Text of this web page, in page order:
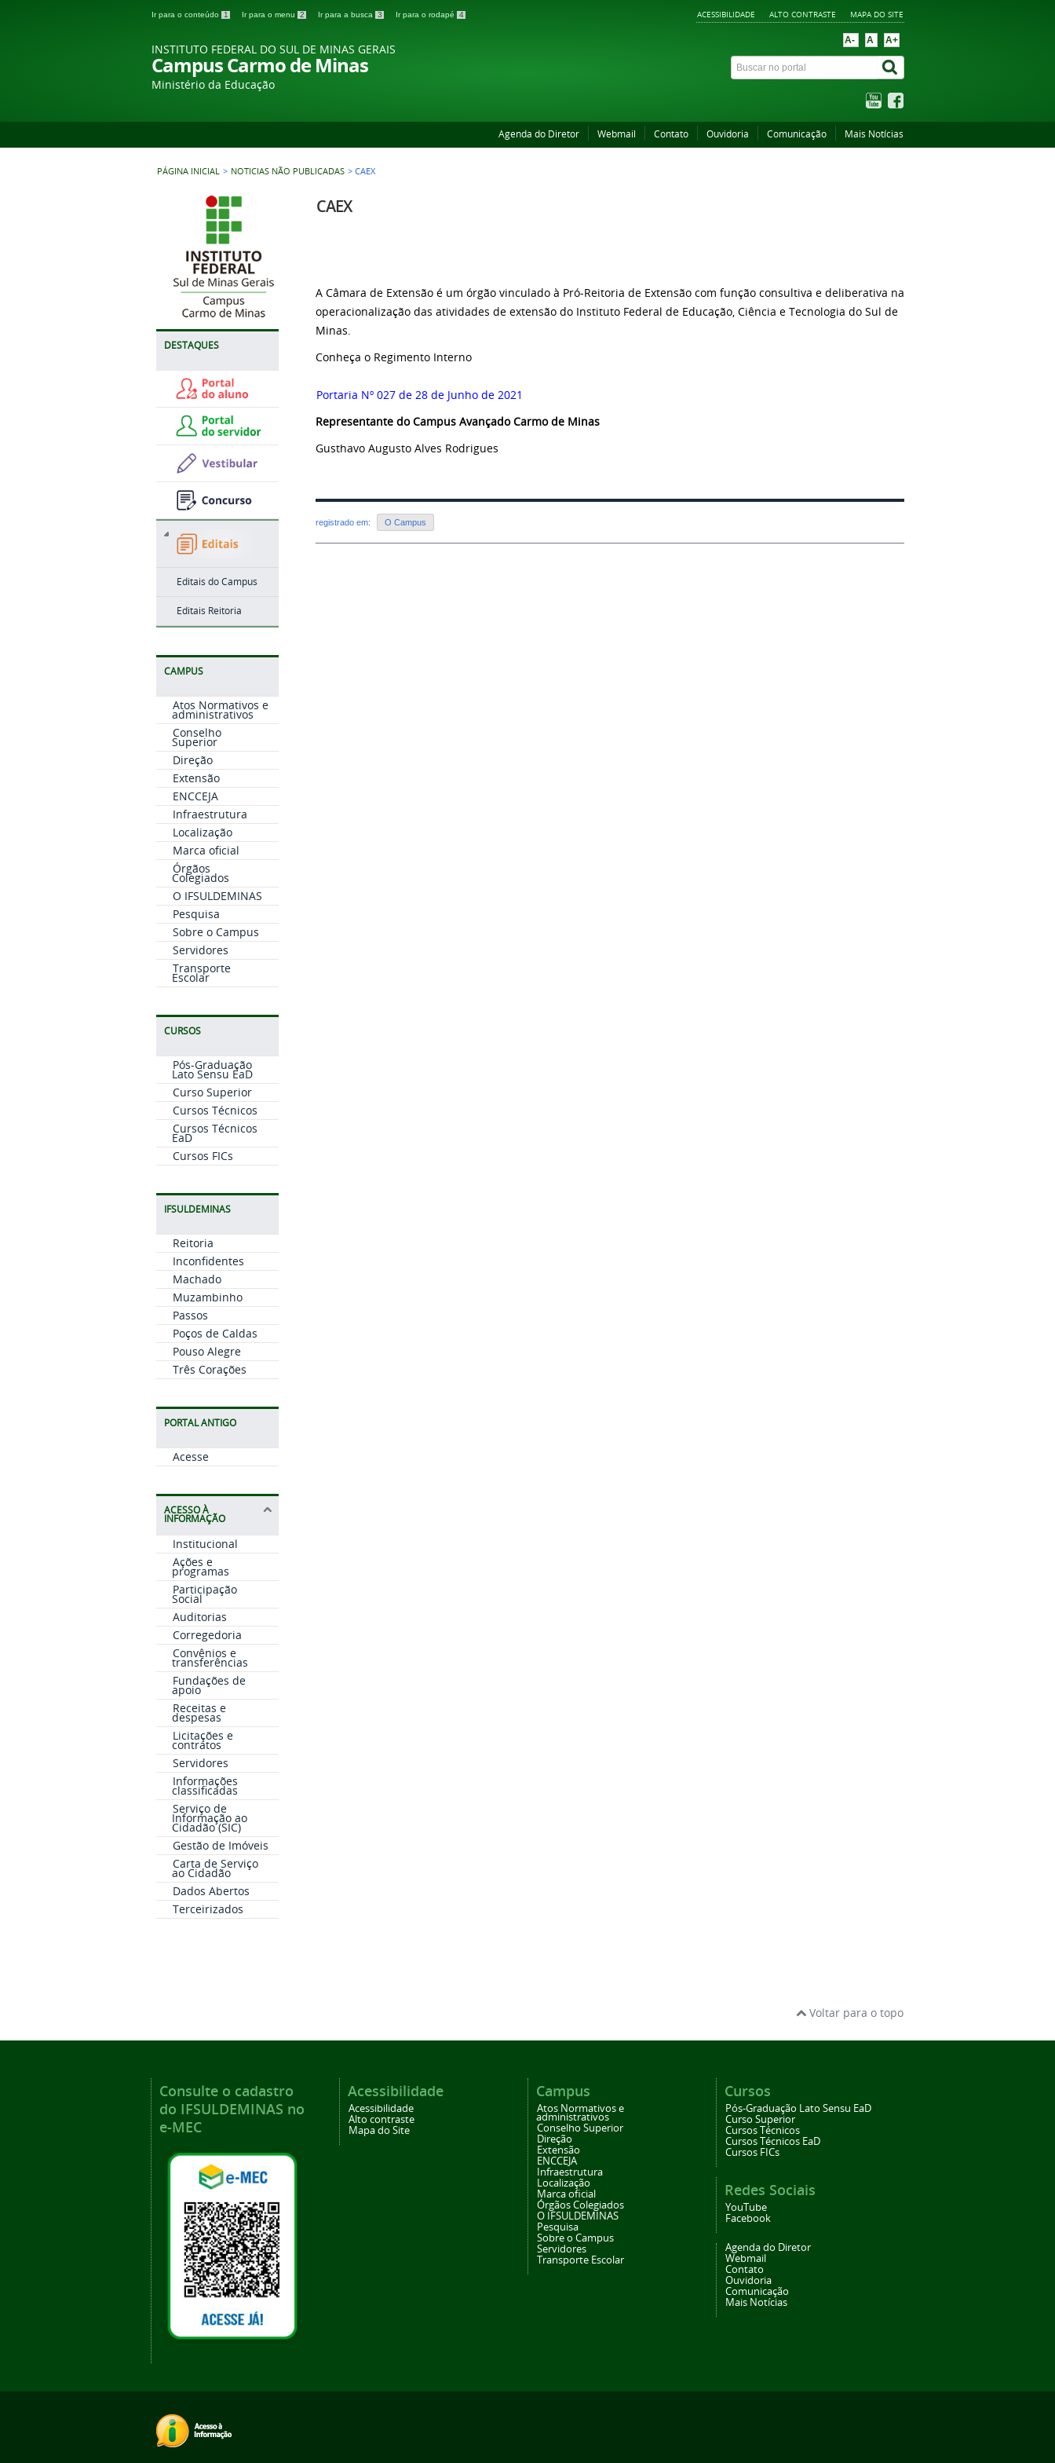
Ir para o conteúdo 1 Ir para o menu 2 Ir para a busca 3 Ir para o rodapé 4 ACESSIBILIDADE ALTO CONTRASTE MAPA DO SITE
INSTITUTO FEDERAL DO SUL DE MINAS GERAIS
Campus Carmo de Minas
Ministério da Educação
A- A A+
Agenda do Diretor Webmail Contato Ouvidoria Comunicação Mais Notícias
PÁGINA INICIAL > NOTICIAS NÃO PUBLICADAS > CAEX
DESTAQUES
Editais do Campus
Editais Reitoria
CAMPUS
Atos Normativos e
administrativos
Conselho
Superior
Direção
Extensão
ENCCEJA
Infraestrutura
Localização
Marca oficial
Órgãos
Colegiados
O IFSULDEMINAS
Pesquisa
Sobre o Campus
Servidores
Transporte
Escolar
CURSOS
Pós-Graduação
Lato Sensu EaD
Curso Superior
Cursos Técnicos
Cursos Técnicos
EaD
Cursos FICs
IFSULDEMINAS
Reitoria
Inconfidentes
Machado
Muzambinho
Passos
Poços de Caldas
Pouso Alegre
Três Corações
PORTAL ANTIGO
Acesse
ACESSO À
INFORMAÇÃO
Institucional
Ações e
programas
Participação
Social
Auditorias
Corregedoria
Convênios e
transferências
Fundações de
apoio
Receitas e
despesas
Licitações e
contratos
Servidores
Informações
classificadas
Serviço de
Informação ao
Cidadão (SIC)
Gestão de Imóveis
Carta de Serviço
ao Cidadão
Dados Abertos
Terceirizados
CAEX
A Câmara de Extensão é um órgão vinculado à Pró-Reitoria de Extensão com função consultiva e deliberativa na
operacionalização das atividades de extensão do Instituto Federal de Educação, Ciência e Tecnologia do Sul de
Minas.
Conheça o Regimento Interno
Portaria Nº 027 de 28 de Junho de 2021
Representante do Campus Avançado Carmo de Minas
Gusthavo Augusto Alves Rodrigues
registrado em: O Campus
Voltar para o topo
Consulte o cadastro
do IFSULDEMINAS no
e-MEC
Acessibilidade
Acessibilidade
Alto contraste
Mapa do Site
Campus
Atos Normativos e
administrativos
Conselho Superior
Direção
Extensão
ENCCEJA
Infraestrutura
Localização
Marca oficial
Órgãos Colegiados
O IFSULDEMINAS
Pesquisa
Sobre o Campus
Servidores
Transporte Escolar
Cursos
Pós-Graduação Lato Sensu EaD
Curso Superior
Cursos Técnicos
Cursos Técnicos EaD
Cursos FICs
Redes Sociais
YouTube
Facebook
Agenda do Diretor
Webmail
Contato
Ouvidoria
Comunicação
Mais Notícias